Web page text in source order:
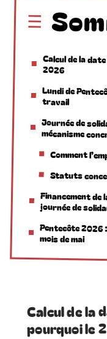
Calcul de la
2026
Lundi de
travail
Journée de
mécanisme
Comment
Statuts
Financement de
journée de
Pentecôte 2026
mois de mai
Calcul de la
pourquoi le